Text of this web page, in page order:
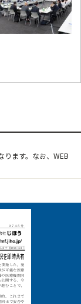
ります。なお、WEB